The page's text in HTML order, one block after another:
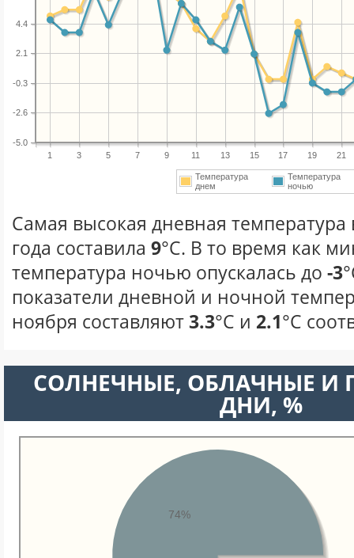
1 3 5 7 9 11 13 15 17 19 21
-5.0
-2.6
-0.3
2.1
4.4
Температура
днем
Температура
ночью
Самая высокая дневная температура
года составила 9°С. В то время как
температура ночью опускалась до -3
показатели дневной и ночной
ноября составляют3.3°С и 2.1°С
CОЛНЕЧНЫЕ, ОБЛАЧНЫЕ И
ДНИ, %
74%